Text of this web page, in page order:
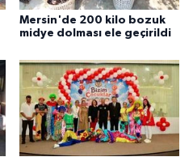
Mersin'de 200 kilo bozuk
midye dolması ele geçirildi